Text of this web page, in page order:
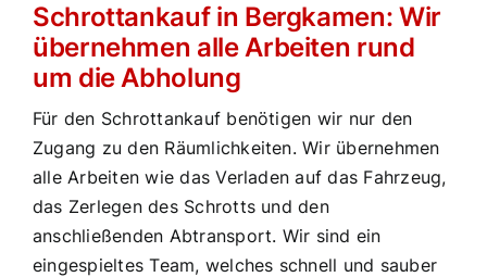
Schrottankauf in Bergkamen: Wir
übernehmen alle Arbeiten rund
um die Abholung
Für den Schrottankauf benötigen wir nur den
Zugang zu den Räumlichkeiten. Wir übernehmen
alle Arbeiten wie das Verladen auf das Fahrzeug,
das Zerlegen des Schrotts und den
anschließenden Abtransport. Wir sind ein
eingespieltes Team, welches schnell und sauber